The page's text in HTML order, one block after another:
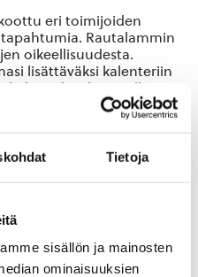
Tietoja
sisällön ja mainosten
ominaisuuksien
eri toimijoiden
Rautalammin
oikeellisuudesta.
lisättäväksi kalenteriin
takaa löytyvällä